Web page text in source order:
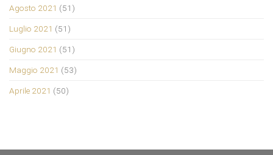
Agosto 2021 (51)
Luglio 2021 (51)
Giugno 2021 (51)
Maggio 2021 (53)
Aprile 2021 (50)